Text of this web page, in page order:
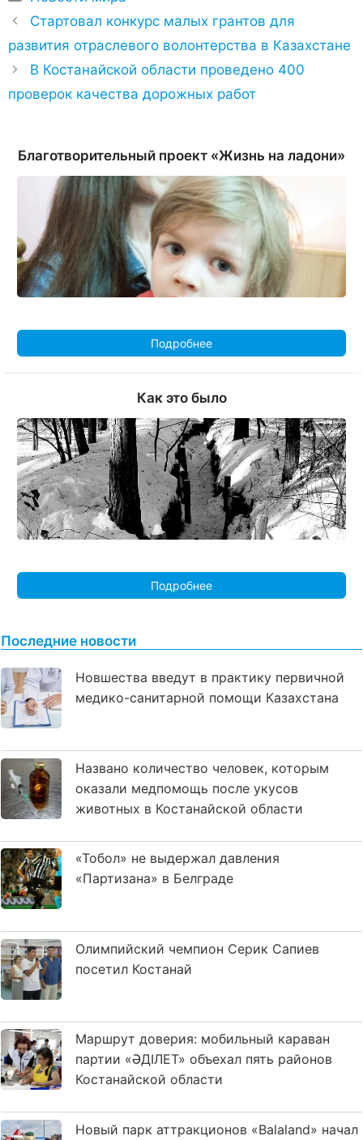
Стартовал конкурс малых грантов для
развития отраслевого волонтерства в Казахстане
В Костанайской области проведено 400
проверок качества дорожных работ
Благотворительный проект «Жизнь на ладони»
Подробнее
Как это было
Подробнее
Последние новости
Новшества введут в практику первичной
медико-санитарной помощи Казахстана
Названо количество человек, которым
оказали медпомощь после укусов
животных в Костанайской области
«Тобол» не выдержал давления
«Партизана» в Белграде
Олимпийский чемпион Серик Сапиев
посетил Костанай
Маршрут доверия: мобильный караван
партии «ӘДІЛЕТ» объехал пять районов
Костанайской области
Новый парк аттракционов «Balaland» начал